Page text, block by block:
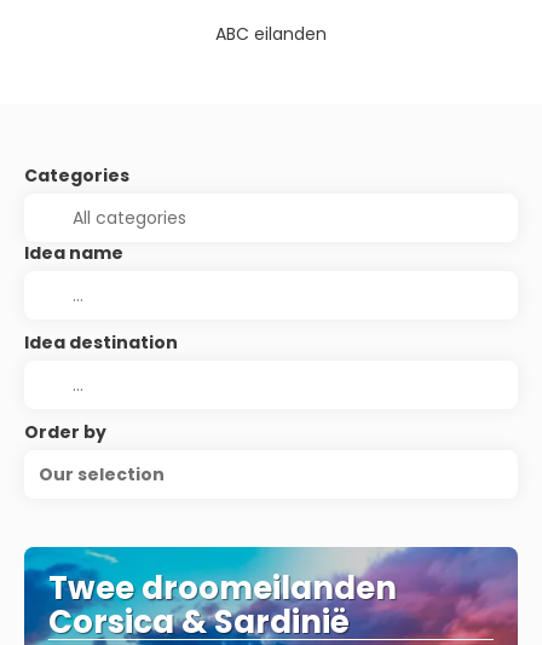
ABC eilanden
Categories
Idea name
Idea destination
Order by
Our selection
Twee droomeilanden
Corsica & Sardinië